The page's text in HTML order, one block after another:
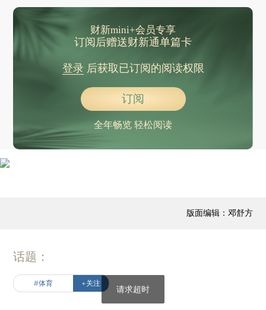
财新mini+会员专享
订阅后赠送财新通单篇卡
登录后获取已订阅的阅读权限
订阅
全年畅览 轻松阅读
版面编辑：邓舒方
话题：
#体育 +关注
请求超时